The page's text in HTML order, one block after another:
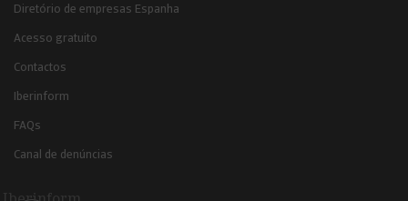
Diretório de empresas Espanha
Acesso gratuito
Contactos
Iberinform
FAQs
Canal de denúncias